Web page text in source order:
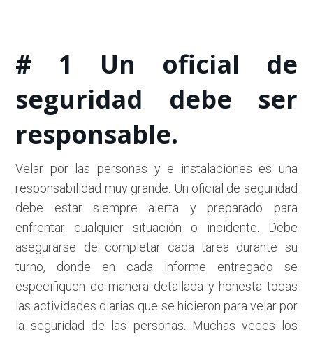
# 1 Un oficial de
seguridad debe ser
responsable.
Velar por las personas y e instalaciones es una
responsabilidad muy grande. Un oficial de seguridad
debe estar siempre alerta y preparado para
enfrentar cualquier situación o incidente. Debe
asegurarse de completar cada tarea durante su
turno, donde en cada informe entregado se
especifiquen de manera detallada y honesta todas
las actividades diarias que se hicieron para velar por
la seguridad de las personas. Muchas veces los